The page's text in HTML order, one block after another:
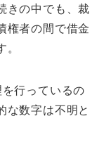
きの中でも、裁
権者の間で借金
行っているの
な数字は不明と